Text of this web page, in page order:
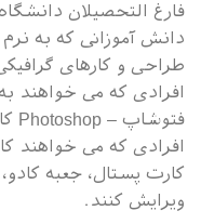
فارغ التحصیلان
طراحی و کارهای
افرادی که می خواهند
فتوشاپ – Photoshop کار کنند.
افرادی که می خواهند
کارت پستال، جعبه
ویرایش کنند.